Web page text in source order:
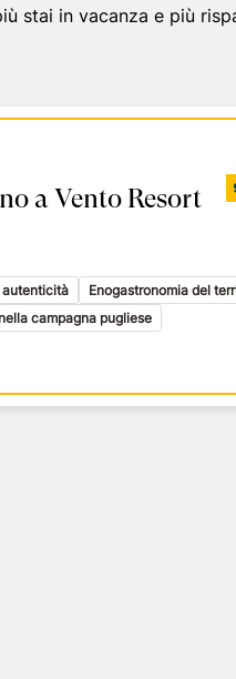
2026
tra tortellini, torri
4 stelle
nella storia
toscani
Isole Eolie
stai in vacanza e più
a Vento Resort
autenticità
Enogastronomia del
campagna pugliese